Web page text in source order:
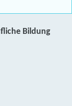
Bildung